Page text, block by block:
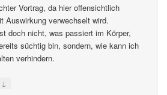
Vortrag, da hier offensichtlich
Auswirkung verwechselt wird.
doch nicht, was passiert im Körper,
süchtig bin, sondern, wie kann ich
verhindern.
↓